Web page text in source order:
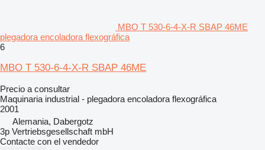
MBO T 530-6-4-X-R SBAP 46ME
plegadora encoladora flexográfica
6
MBO T 530-6-4-X-R SBAP 46ME
Precio a consultar
Maquinaria industrial - plegadora encoladora flexográfica
2001
Alemania, Dabergotz
3p Vertriebsgesellschaft mbH
Contacte con el vendedor